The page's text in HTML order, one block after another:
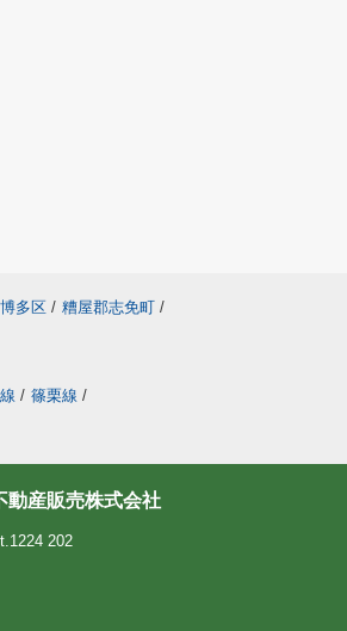
多区 / 糟屋郡志免町 /
/ 篠栗線 /
動産販売株式会社
202